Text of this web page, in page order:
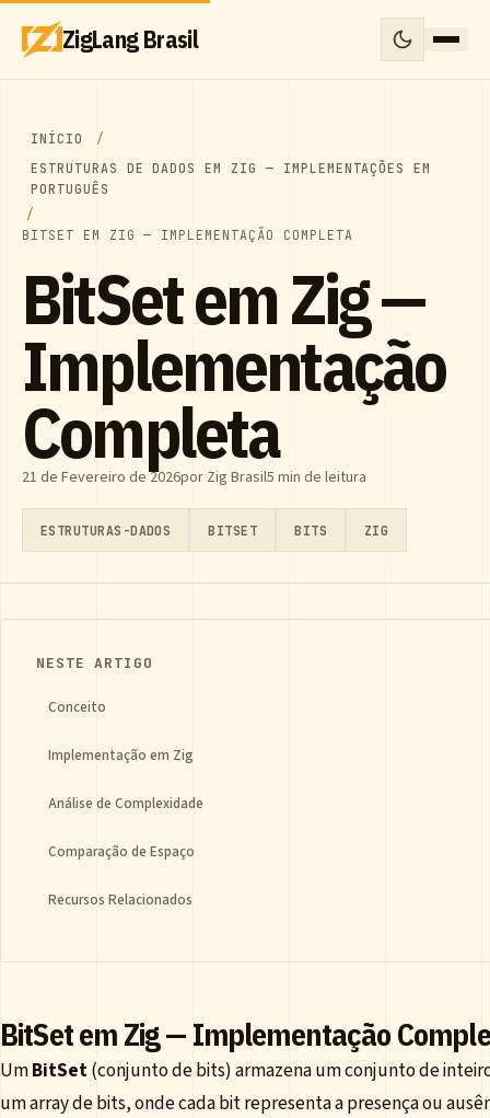
ZigLang Brasil
INÍCIO
ESTRUTURAS DE DADOS EM ZIG — IMPLEMENTAÇÕES EM
PORTUGUÊS
BITSET EM ZIG — IMPLEMENTAÇÃO COMPLETA
BitSet em Zig —
Implementação
Completa
21 de Fevereiro de 2026por Zig Brasil5 min de leitura
ESTRUTURAS-DADOS BITSET BITS ZIG
NESTE ARTIGO
Conceito
Implementação em Zig
Análise de Complexidade
Comparação de Espaço
Recursos Relacionados
BitSet em Zig — Implementação
UmBitSet(conjunto de bits) armazena um conjunto de
um array de bits, onde cada bit representa a presença ou